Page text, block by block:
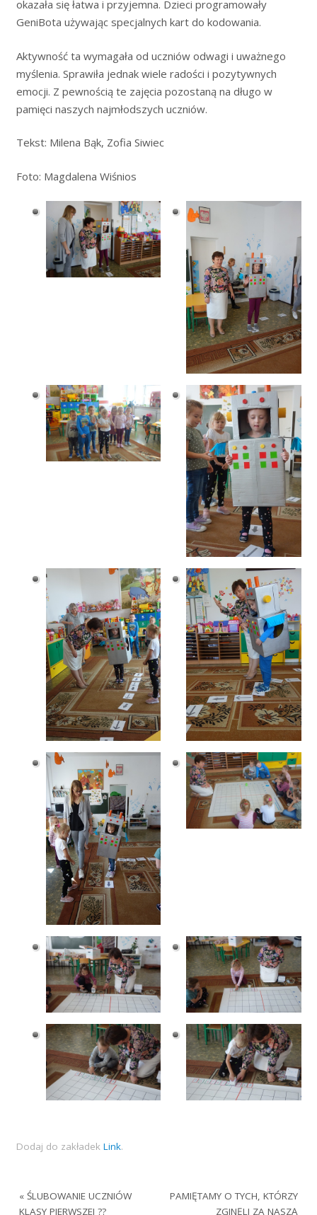
okazała się łatwa i przyjemna. Dzieci programowały
GeniBota używając specjalnych kart do kodowania.
Aktywność ta wymagała od uczniów odwagi i uważnego
myślenia. Sprawiła jednak wiele radości i pozytywnych
emocji. Z pewnością te zajęcia pozostaną na długo w
pamięci naszych najmłodszych uczniów.
Tekst: Milena Bąk, Zofia Siwiec
Foto: Magdalena Wiśnios
Dodaj do zakładek Link.
«ŚLUBOWANIE UCZNIÓW
KLASY PIERWSZEJ ?‍?
PAMIĘTAMY O TYCH, KTÓRZY
ZGINĘLI ZA NASZĄ